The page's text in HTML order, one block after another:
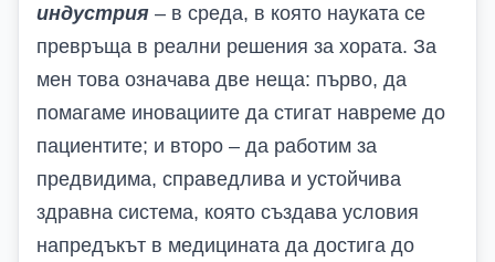
индустрия – в среда, в която науката се
превръща в реални решения за хората. За
мен това означава две неща: първо, да
помагаме иновациите да стигат навреме до
пациентите; и второ – да работим за
предвидима, справедлива и устойчива
здравна система, която създава условия
напредъкът в медицината да достига до